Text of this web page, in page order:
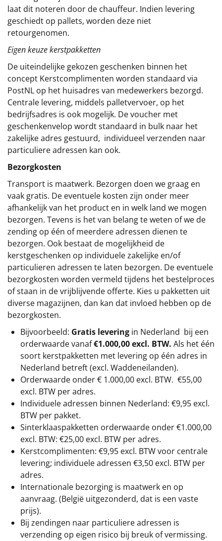
laat dit noteren door de chauffeur. Indien levering
geschiedt op pallets, worden deze niet
retourgenomen.
Eigen keuze kerstpakketten
De uiteindelijke gekozen geschenken binnen het
concept Kerstcomplimenten worden standaard via
PostNL op het huisadres van medewerkers bezorgd.
Centrale levering, middels palletvervoer, op het
bedrijfsadres is ook mogelijk. De voucher met
geschenkenvelop wordt standaard in bulk naar het
zakelijke adres gestuurd, individueel verzenden naar
particuliere adressen kan ook.
Bezorgkosten
Transport is maatwerk. Bezorgen doen we graag en
vaak gratis. De eventuele kosten zijn onder meer
afhankelijk van het product en in welk land we mogen
bezorgen. Tevens is het van belang te weten of we de
zending op één of meerdere adressen dienen te
bezorgen. Ook bestaat de mogelijkheid de
kerstgeschenken op individuele zakelijke en/of
particulieren adressen te laten bezorgen. De eventuele
bezorgkosten worden vermeld tijdens het bestelproces
of staan in de vrijblijvende offerte. Kies u pakketten uit
diverse magazijnen, dan kan dat invloed hebben op de
bezorgkosten.
Bijvoorbeeld: Gratis levering in Nederland bij een
orderwaarde vanaf€1.000,00 excl. BTW. Als het één
soort kerstpakketten met levering op één adres in
Nederland betreft (excl. Waddeneilanden).
Orderwaarde onder € 1.000,00 excl. BTW. €55,00
excl. BTW per adres.
Individuele adressen binnen Nederland: €9,95 excl.
BTW per pakket.
Sinterklaaspakketten orderwaarde onder €1.000,00
excl. BTW: €25,00 excl. BTW per adres.
Kerstcomplimenten: €9,95 excl. BTW voor centrale
levering; individuele adressen €3,50 excl. BTW per
adres.
Internationale bezorging is maatwerk en op
aanvraag. (België uitgezonderd, dat is een vaste
prijs).
Bij zendingen naar particuliere adressen is
verzending op eigen risico bij breuk of vermissing.